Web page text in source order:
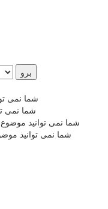
شما نمی
شما نمی
شما نمی توانید
شما نمی توانید